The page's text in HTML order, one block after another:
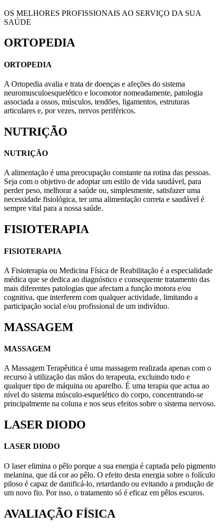
OS MELHORES PROFISSIONAIS AO SERVIÇO DA SUA
SAÚDE
ORTOPEDIA
ORTOPEDIA
A Ortopedia avalia e trata de doenças e afeções do sistema
neuromusculoesquelético e locomotor nomeadamente, patologia
associada a ossos, músculos, tendões, ligamentos, estruturas
articulares e, por vezes, nervos periféricos.
NUTRIÇÃO
NUTRIÇÃO
A alimentação é uma preocupação constante na rotina das pessoas.
Seja com o objetivo de adoptar um estilo de vida saudável, para
perder peso, melhorar a saúde ou, simplesmente, satisfazer uma
necessidade fisiológica, ter uma alimentação correta e saudável é
sempre vital para a nossa saúde.
FISIOTERAPIA
FISIOTERAPIA
A Fisioterapia ou Medicina Física de Reabilitação é a especialidade
médica que se dedica ao diagnóstico e consequente tratamento das
mais diferentes patologias que afectam a função motora e/ou
cognitiva, que interferem com qualquer actividade, limitando a
participação social e/ou profissional de um indivíduo.
MASSAGEM
MASSAGEM
A Massagem Terapêutica é uma massagem realizada apenas com o
recurso à utilização das mãos do terapeuta, excluindo todo e
qualquer tipo de máquina ou aparelho. É uma terapia que actua ao
nível do sistema músculo-esquelético do corpo, concentrando-se
principalmente na coluna e nos seus efeitos sobre o sistema nervoso.
LASER DIODO
LASER DIODO
O laser elimina o pêlo porque a sua energia é captada pelo pigmento
melanina, que dá cor ao pêlo. O efeito desta energia sobre o folículo
piloso é capaz de danificá-lo, retardando ou evitando a produção de
um novo fio. Por isso, o tratamento só é eficaz em pêlos escuros.
AVALIAÇÃO FÍSICA